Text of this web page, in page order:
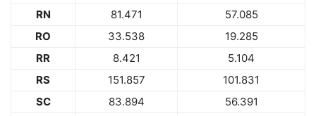
RN 81.471
57.085
RO
33.538
19.285
RR
8.421
5.104
RS
151.857
101.831
SC
83.894
56.391